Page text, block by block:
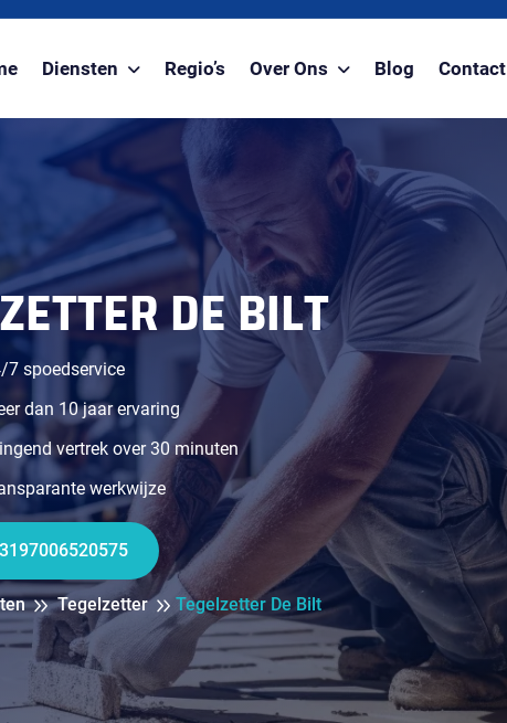
Diensten Regio’s Over Ons Blog Contact
DE BILT
7 spoedservice
dan 10 jaar ervaring
vertrek over 30 minuten
werkwijze
Tegelzetter Tegelzetter De Bilt